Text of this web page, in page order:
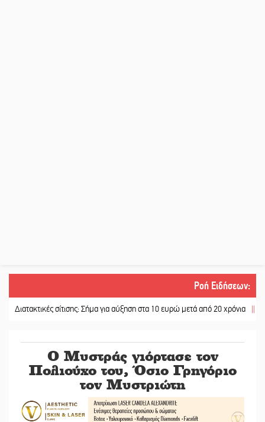
Ροή Ειδήσεων:
σίτισης: Σήμα για αύξηση στα 10 ευρώ μετά από 20 χρόνια || «Για
Ο Μυστράς γιόρτασε τον
Πολιούχο του, Όσιο Γρηγόριο
τον Μυστριώτη